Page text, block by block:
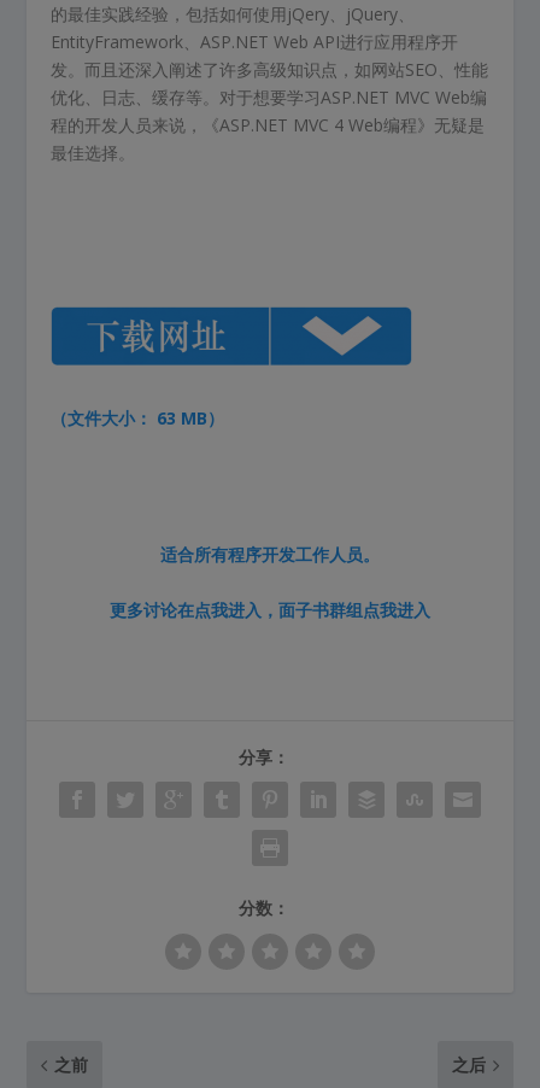
的最佳实践经验，包括如何使用jQery、jQuery、
EntityFramework、ASP.NET Web API进行应用程序开
发。而且还深入阐述了许多高级知识点，如网站SEO、性能
优化、日志、缓存等。对于想要学习ASP.NET MVC Web编
程的开发人员来说，《ASP.NET MVC 4 Web编程》无疑是
最佳选择。
（文件大小： 63 MB）
适合所有程序开发工作人员。
更多讨论在点我进入 ，面子书群组点我进入
分享：
分数：
之前 之后